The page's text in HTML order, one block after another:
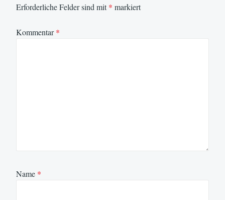
Erforderliche Felder sind mit* markiert
Kommentar*
Name *